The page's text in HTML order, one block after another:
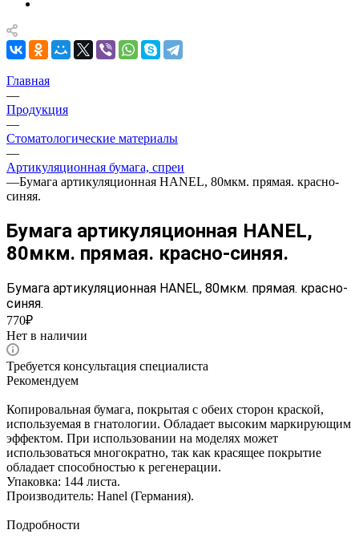
Главная
—
Продукция
—
Стоматологические материалы
—
Артикуляционная бумага, спреи
—Бумага артикуляционная HANEL, 80мкм. прямая. красно-
синяя.
Бумага артикуляционная HANEL,
80мкм. прямая. красно-синяя.
Бумага артикуляционная HANEL, 80мкм. прямая. красно-
синяя.
770₽
Нет в наличии
Требуется консультация специалиста
Рекомендуем
Копировальная бумага, покрытая с обеих сторон краской,
используемая в гнатологии. Обладает высоким маркирующим
эффектом. При использовании на моделях может
использоваться многократно, так как красящее покрытие
обладает способностью к регенерации.
Упаковка: 144 листа.
Производитель: Hanel (Германия).
Подробности